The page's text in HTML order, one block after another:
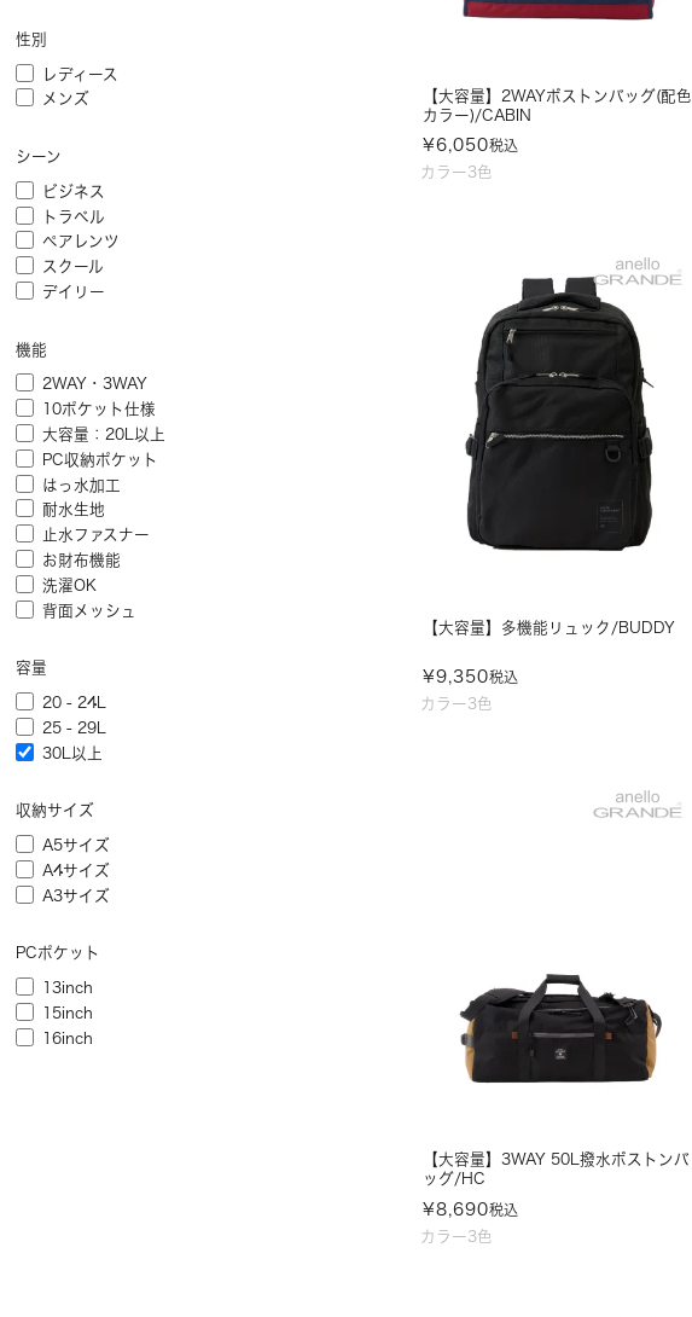
性別
レディース
メンズ
シーン
ビジネス
トラベル
ペアレンツ
スクール
デイリー
機能
2WAY・3WAY
10ポケット仕様
大容量：20L以上
PC収納ポケット
はっ水加工
耐水生地
止水ファスナー
お財布機能
洗濯OK
背面メッシュ
容量
20 - 24L
25 - 29L
30L以上
収納サイズ
A5サイズ
A4サイズ
A3サイズ
PCポケット
13inch
15inch
16inch
カラー3色
【大容量】2WAYボストンバッグ(配色
カラー)/CABIN
¥6,050税込
カラー3色
【大容量】多機能リュック/BUDDY
¥9,350税込
カラー3色
【大容量】3WAY 50L撥水ボストンバ
ッグ/HC
¥8,690税込